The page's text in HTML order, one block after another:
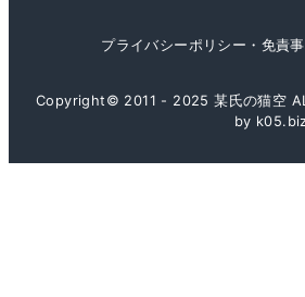
プライバシーポリシー・免責
Copyright© 2011 - 2025 某氏の猫空
by